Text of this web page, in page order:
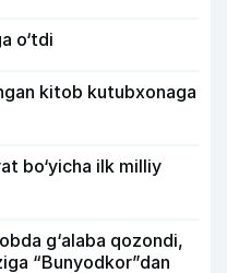
o‘tdi
kitob kutubxonaga
bo‘yicha ilk milliy
g‘alaba qozondi,
“Bunyodkor”dan